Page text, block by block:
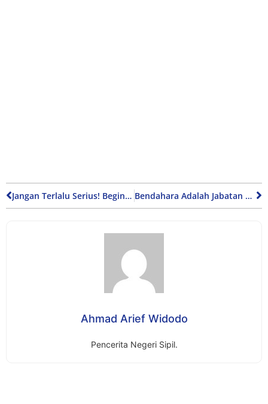
Jangan Terlalu Serius! Begini Cara Menemukan Keseimbangan Hidup Bendahara Adalah Jabatan Tertinggi di Kelas
Ahmad Arief Widodo
Pencerita Negeri Sipil.